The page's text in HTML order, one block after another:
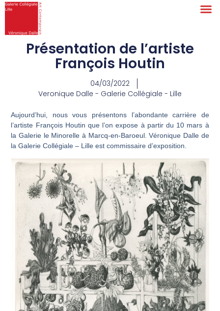
Présentation de l’artiste
François Houtin
04/03/2022
Veronique Dalle - Galerie Collégiale - Lille
Aujourd’hui, nous vous présentons l’abondante carrière de
l’artiste François Houtin que l’on expose à partir du 10 mars à
la Galerie le Minorelle à Marcq-en-Baroeul. Véronique Dalle de
la Galerie Collégiale – Lille est commissaire d’exposition.